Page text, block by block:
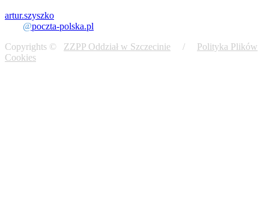
artur.szyszko
@poczta-polska.pl
Copyrights © ZZPP Oddział w Szczecinie / Polityka Plików
Cookies